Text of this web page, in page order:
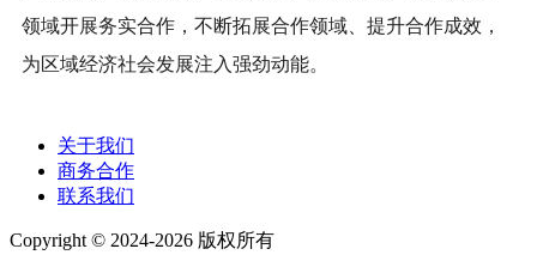
领域开展务实合作，不断拓展合作领域、提升合作成效，
为区域经济社会发展注入强劲动能。
关于我们
商务合作
联系我们
Copyright © 2024-2026 版权所有